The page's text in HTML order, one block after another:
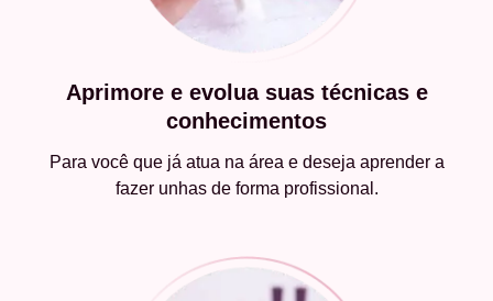
Aprimore e evolua suas técnicas e
conhecimentos
Para você que já atua na área e deseja aprender a
fazer unhas de forma profissional.